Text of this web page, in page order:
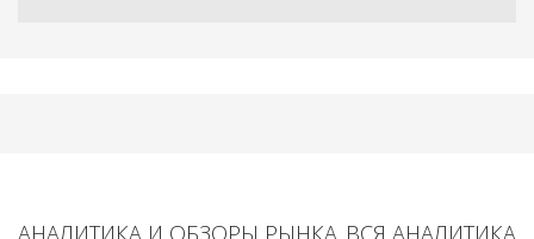
ВСЯ АНАЛИТИКА
АНАЛИТИКА И ОБЗОРЫ РЫНКА